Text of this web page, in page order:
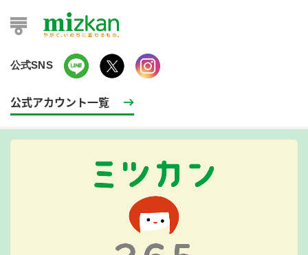
公式SNS
公式アカウント一覧